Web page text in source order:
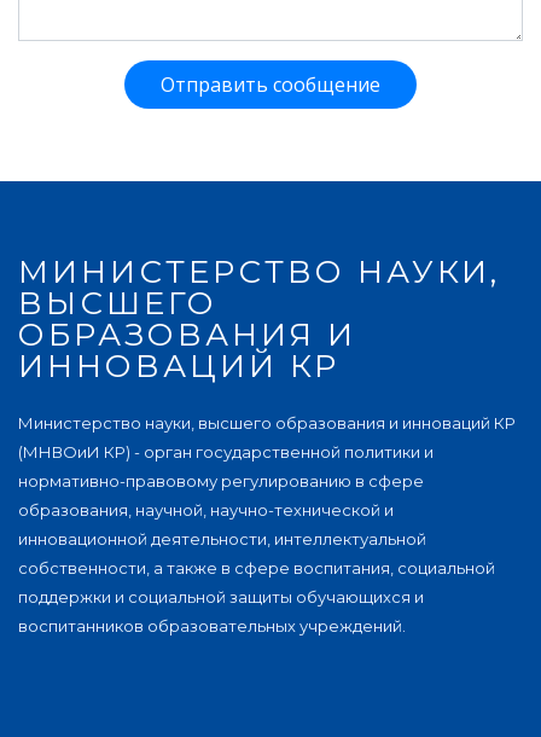
Отправить сообщение
МИНИСТЕРСТВО НАУКИ,
ВЫСШЕГО
ОБРАЗОВАНИЯ И
ИННОВАЦИЙ КР
Министерство науки, высшего образования и инноваций КР
(МНВОиИ КР) - орган государственной политики и
нормативно-правовому регулированию в сфере
образования, научной, научно-технической и
инновационной деятельности, интеллектуальной
собственности, а также в сфере воспитания, социальной
поддержки и социальной защиты обучающихся и
воспитанников образовательных учреждений.